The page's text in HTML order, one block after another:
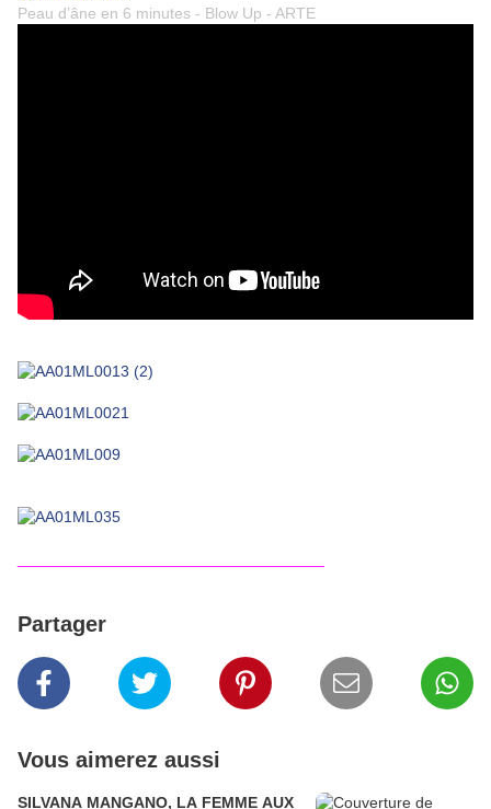
Peau d’âne en 6 minutes - Blow Up - ARTE
Partager
Vous aimerez aussi
SILVANA MANGANO, LA FEMME AUX